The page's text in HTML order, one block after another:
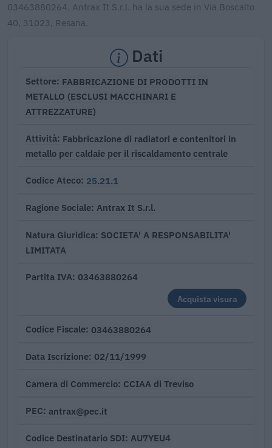
03463880264. Antrax It S.r.l. ha la sua sede in Via Boscalto
40, 31023, Resana.
Dati
Settore FABBRICAZIONE DI PRODOTTI IN
METALLO (ESCLUSI MACCHINARI E
ATTREZZATURE)
Attività Fabbricazione di radiatori e contenitori in
metallo per caldaie per il riscaldamento centrale
Codice Ateco 25.21.1
Ragione Sociale Antrax It S.r.l.
Natura Giuridica SOCIETA' A RESPONSABILITA'
LIMITATA
Partita IVA 03463880264
Acquista visura
Codice Fiscale 03463880264
Data Iscrizione 02/11/1999
Camera di Commercio CCIAA di Treviso
PEC antrax@pec.it
Codice Destinatario SDI AU7YEU4